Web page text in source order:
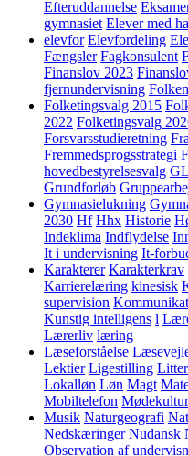
Efteruddannelse
gymnasiet Elever med
elevfor Elevfordeling
Fængsler Fagkonsulent
Finanslov 2023
fjernundervisning
Folketingsvalg 2015
2022 Folketingsvalg
Forsvarsstudieretning
Fremmedsprogsstrategi
hovedbestyrelsesvalg
Grundforløb
Gymnasielukning
2030 Hf Hhx Historie
Indeklima Indflydelse
It i undervisning It-
Karakterer Karakterkrav
Karrierelæring kinesisk
supervision
Kunstig intelligens l
Lærerliv læring
Læseforståelse
Lektier Ligestilling
Lokalløn Løn Magt
Mobiltelefon Mødekultur
Musik Naturgeografi
Nedskæringer Nudansk
Observation af